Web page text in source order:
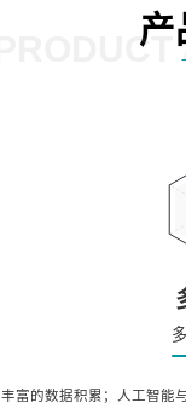
产
丰富的数据积累；人工智能